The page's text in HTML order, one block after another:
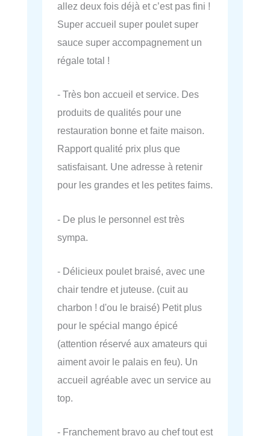
allez deux fois déjà et c’est pas fini !
Super accueil super poulet super
sauce super accompagnement un
régale total !
- Très bon accueil et service. Des
produits de qualités pour une
restauration bonne et faite maison.
Rapport qualité prix plus que
satisfaisant. Une adresse à retenir
pour les grandes et les petites faims.
- De plus le personnel est très
sympa.
- Délicieux poulet braisé, avec une
chair tendre et juteuse. (cuit au
charbon ! d'ou le braisé) Petit plus
pour le spécial mango épicé
(attention réservé aux amateurs qui
aiment avoir le palais en feu). Un
accueil agréable avec un service au
top.
- Franchement bravo au chef tout est